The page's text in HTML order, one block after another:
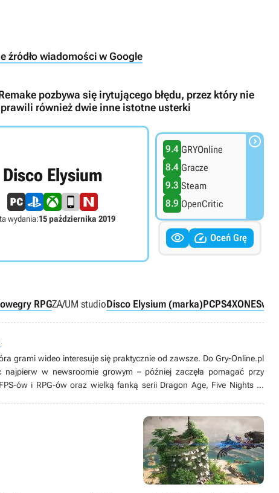
źródło wiadomości w Google
pozbywa się irytującego błędu, przez który nie
również dwie inne istotne usterki
Disco Elysium
wydania:15 października 2019
9.4 GRYOnline
8.4 Gracze
9.3 Steam
8.9 OpenCritic

  Oceń Grę
gry RPGZA/UM studioDisco Elysium (marka)PCPS4XONESwitch
grami wideo interesuje się praktycznie od zawsze. Do Gry-Online.pl
najpierw w newsroomie growym – później zaczęła pomagać przy
ów i RPG-ów oraz wielką fanką serii Dragon Age, Five Nights at
cyklu Just Dance).